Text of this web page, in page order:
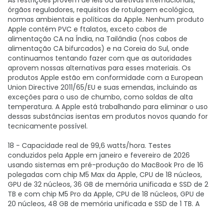
órgãos reguladores, requisitos de rotulagem ecológica,
normas ambientais e políticas da Apple. Nenhum produto
Apple contém PVC e ftalatos, exceto cabos de
alimentação CA na Índia, na Tailândia (nos cabos de
alimentação CA bifurcados) e na Coreia do Sul, onde
continuamos tentando fazer com que as autoridades
aprovem nossas alternativas para esses materiais. Os
produtos Apple estão em conformidade com a European
Union Directive 2011/65/EU e suas emendas, incluindo as
exceções para o uso de chumbo, como soldas de alta
temperatura. A Apple está trabalhando para eliminar o uso
dessas substâncias isentas em produtos novos quando for
tecnicamente possível.
18 - Capacidade real de 99,6 watts/hora. Testes
conduzidos pela Apple em janeiro e fevereiro de 2026
usando sistemas em pré-produção do MacBook Pro de 16
polegadas com chip M5 Max da Apple, CPU de 18 núcleos,
GPU de 32 núcleos, 36 GB de memória unificada e SSD de 2
TB e com chip M5 Pro da Apple, CPU de 18 núcleos, GPU de
20 núcleos, 48 GB de memória unificada e SSD de 1 TB. A